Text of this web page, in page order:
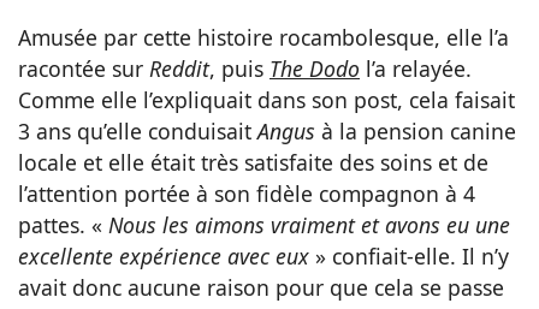
Amusée par cette histoire rocambolesque, elle l’a
racontée sur Reddit, puis The Dodo l’a relayée.
Comme elle l’expliquait dans son post, cela faisait
3 ans qu’elle conduisaitAngus à la pension canine
locale et elle était très satisfaite des soins et de
l’attention portée à son fidèle compagnon à 4
pattes. « Nous les aimons vraiment et avons eu une
excellente expérience avec eux » confiait-elle. Il n’y
avait donc aucune raison pour que cela se passe